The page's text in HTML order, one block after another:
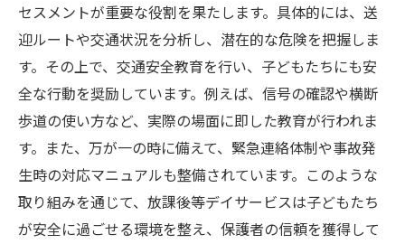
セスメントが重要な役割を果たします。具体的には、送
迎ルートや交通状況を分析し、潜在的な危険を把握しま
す。その上で、交通安全教育を行い、子どもたちにも安
全な行動を奨励しています。例えば、信号の確認や横断
歩道の使い方など、実際の場面に即した教育が行われま
す。また、万が一の時に備えて、緊急連絡体制や事故発
生時の対応マニュアルも整備されています。このような
取り組みを通じて、放課後等デイサービスは子どもたち
が安全に過ごせる環境を整え、保護者の信頼を獲得して